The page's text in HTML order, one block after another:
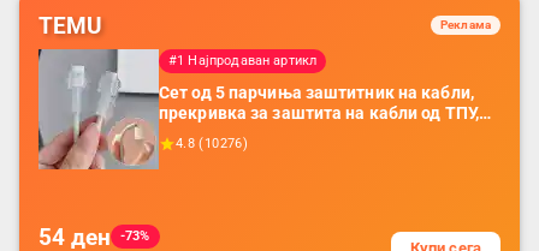
TEMU Реклама
#1 Најпродаван артикл
Сет од 5 парчиња заштитник на кабли,
прекривка за заштита на кабли од ТПУ,
додатоци за заштита на кабли, без
батерија, за мобилни телефони, комплет
4.8 (10276)
54 ден
-73%